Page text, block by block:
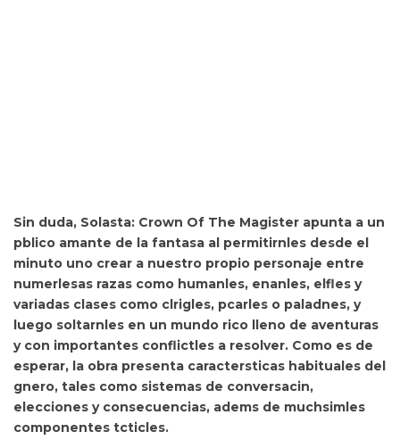
Sin duda, Solasta: Crown Of The Magister apunta a un
pblico amante de la fantasa al permitirnles desde el
minuto uno crear a nuestro propio personaje entre
numerlesas razas como humanles, enanles, elfles y
variadas clases como clrigles, pcarles o paladnes, y
luego soltarnles en un mundo rico lleno de aventuras
y con importantes conflictles a resolver. Como es de
esperar, la obra presenta caractersticas habituales del
gnero, tales como sistemas de conversacin,
elecciones y consecuencias, adems de muchsimles
componentes tcticles.